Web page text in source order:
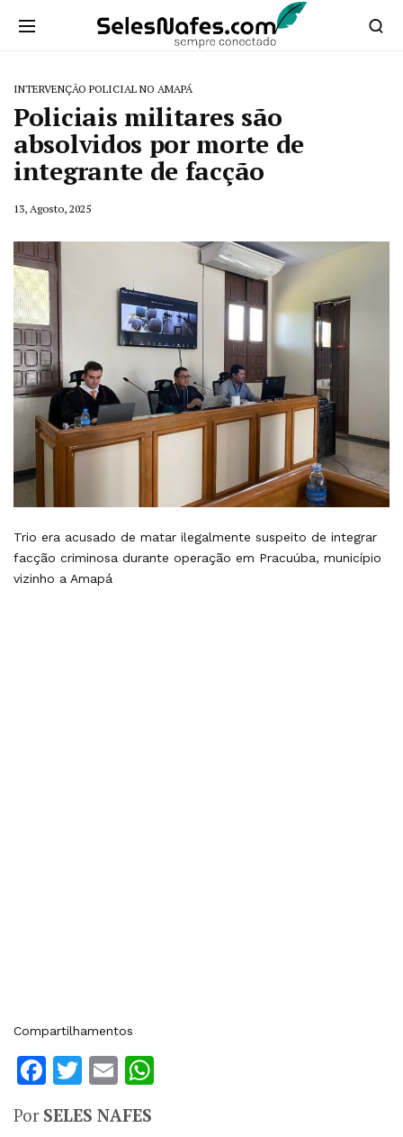
INTERVENÇÃO POLICIAL NO AMAPÁ
Policiais militares são
absolvidos por morte de
integrante de facção
13, Agosto, 2025
Trio era acusado de matar ilegalmente suspeito de integrar
facção criminosa durante operação em Pracuúba, município
vizinho a Amapá
Compartilhamentos
Facebook
Twitter
Email
Por SELES NAFES